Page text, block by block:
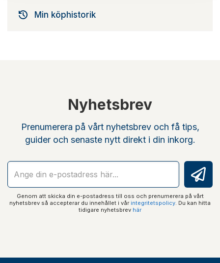
Min köphistorik
Nyhetsbrev
Prenumerera på vårt nyhetsbrev och få tips,
guider och senaste nytt direkt i din inkorg.
Genom att skicka din e-postadress till oss och prenumerera på vårt
nyhetsbrev så accepterar du innehållet i vår integritetspolicy. Du kan hitta
tidigare nyhetsbrev här